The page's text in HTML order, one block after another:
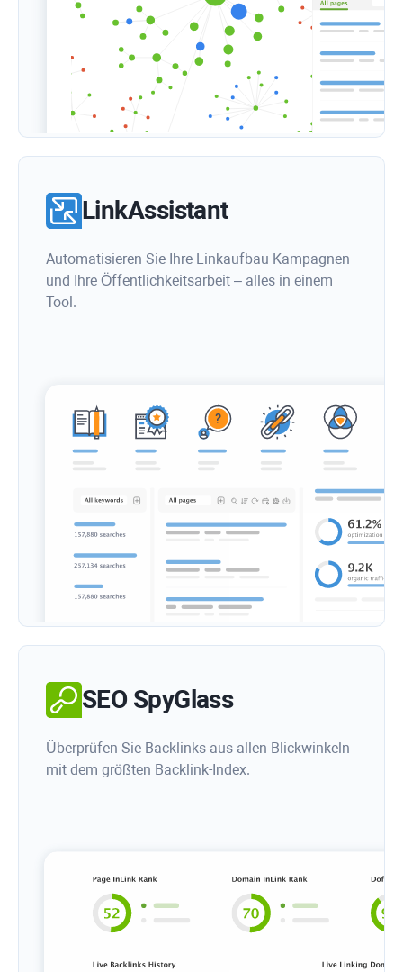
LinkAssistant
Automatisieren Sie Ihre Linkaufbau-Kampagnen
und Ihre Öffentlichkeitsarbeit – alles in einem
Tool.
SEO SpyGlass
Überprüfen Sie Backlinks aus allen Blickwinkeln
mit dem größten Backlink-Index.